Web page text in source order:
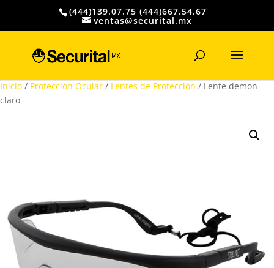
(444)139.07.75 (444)667.54.67
ventas@securital.mx
productos
Inicio / Protección Ocular / Lentes de Protección / Lente demon
claro